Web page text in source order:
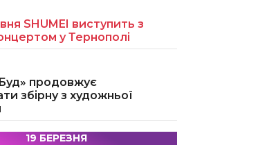
SHUMEI виступить з
у Тернополі
продовжує
збірну з художньої
19 БЕРЕЗНЯ